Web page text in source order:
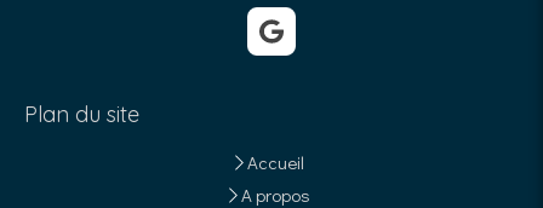
Plan du site
Accueil
A propos